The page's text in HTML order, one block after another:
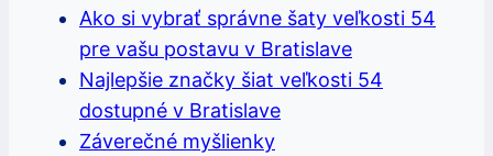
Ako si vybrať správne šaty veľkosti 54
pre vašu postavu v Bratislave
Najlepšie značky šiat veľkosti 54
dostupné v Bratislave
Záverečné myšlienky